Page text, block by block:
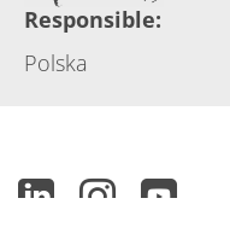
Responsible:
Polska